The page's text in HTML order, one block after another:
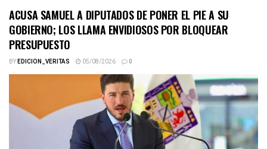
ACUSA SAMUEL A DIPUTADOS DE PONER EL PIE A SU
GOBIERNO; LOS LLAMA ENVIDIOSOS POR BLOQUEAR
PRESUPUESTO
BYEDICION_VERITAS 05/08/2026 0